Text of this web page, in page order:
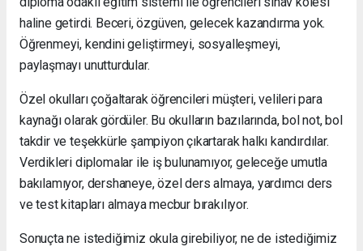
haline getirdi. Beceri, özgüven, gelecek kazandırma yok.
Öğrenmeyi, kendini geliştirmeyi, sosyalleşmeyi,
paylaşmayı unutturdular.
Özel okulları çoğaltarak öğrencileri müşteri, velileri para
kaynağı olarak gördüler. Bu okulların bazılarında, bol not, bol
takdir ve teşekkürle şampiyon çıkartarak halkı kandırdılar.
Verdikleri diplomalar ile iş bulunamıyor, geleceğe umutla
bakılamıyor, dershaneye, özel ders almaya, yardımcı ders
ve test kitapları almaya mecbur bırakılıyor.
Sonuçta ne istediğimiz okula girebiliyor, ne de istediğimiz